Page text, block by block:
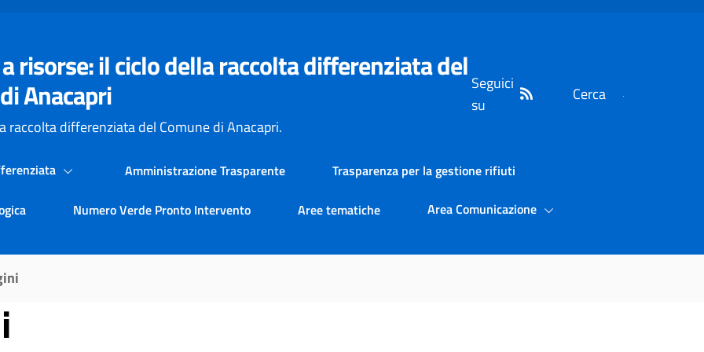
risorse: il ciclo della raccolta differenziata del
Anacapri
raccolta differenziata del Comune di Anacapri.
Seguici
su
Cerca
Amministrazione Trasparente Trasparenza per la gestione rifiuti
Numero Verde Pronto Intervento Aree tematiche Area Comunicazione